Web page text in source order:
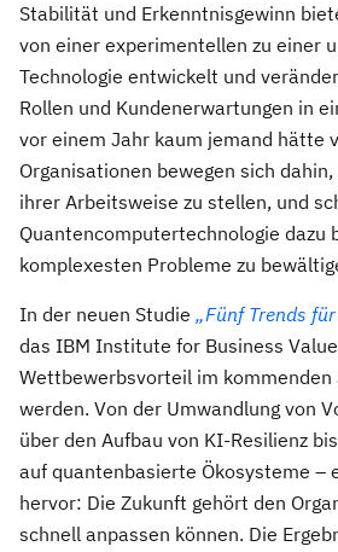
Stabilität und Erkenntnisgewinn
von einer experimentellen zu einer
Technologie entwickelt und
Rollen und Kundenerwartungen in
vor einem Jahr kaum jemand hätte
Organisationen bewegen sich
ihrer Arbeitsweise zu stellen, und
Quantencomputertechnologie dazu
komplexesten Probleme zu
In der neuen Studie „Fünf Trends
das IBM Institute for Business
Wettbewerbsvorteil im kommenden
werden. Von der Umwandlung von
über den Aufbau von KI-Resilienz
auf quantenbasierte Ökosysteme –
hervor: Die Zukunft gehört den
schnell anpassen können. Die